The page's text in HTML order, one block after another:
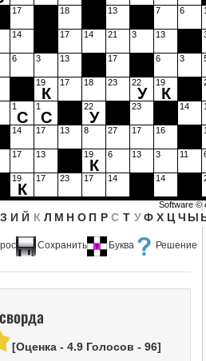
Сохранить Буква Решение
17 18 13 7 6
14 17 14 21 3 13
6 3 13 17 6 3
19
К
17 18 23 22
У
19
К
1
С
1
С
22
У
23 14
14 17 13 8 27 17 16
17 13 19
К
6 13 3 11
19
К
17 23 17 14 14
З И Й К Л М Н О П Р С Т У Ф Х Ц Ч Ы
Software ©
[Оценка - 4.9Голосов - 96]